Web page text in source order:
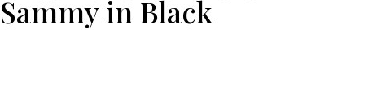
Sammy in Black